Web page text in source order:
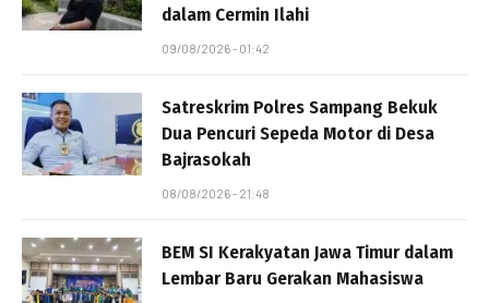
dalam Cermin Ilahi
09/08/2026 - 01:42
Satreskrim Polres Sampang Bekuk
Dua Pencuri Sepeda Motor di Desa
Bajrasokah
08/08/2026 - 21:48
BEM SI Kerakyatan Jawa Timur dalam
Lembar Baru Gerakan Mahasiswa